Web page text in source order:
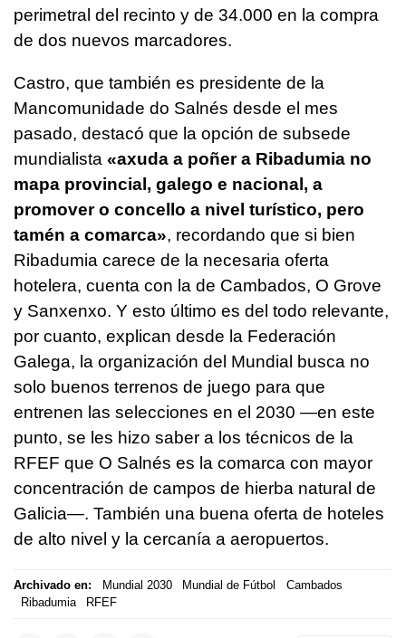
perimetral del recinto y de 34.000 en la compra
de dos nuevos marcadores.
Castro, que también es presidente de la
Mancomunidade do Salnés desde el mes
pasado, destacó que la opción de subsede
mundialista «axuda a poñer a Ribadumia no
mapa provincial, galego e nacional, a
promover o concello a nivel turístico, pero
tamén a comarca», recordando que si bien
Ribadumia carece de la necesaria oferta
hotelera, cuenta con la de Cambados, O Grove
y Sanxenxo. Y esto último es del todo relevante,
por cuanto, explican desde la Federación
Galega, la organización del Mundial busca no
solo buenos terrenos de juego para que
entrenen las selecciones en el 2030 —en este
punto, se les hizo saber a los técnicos de la
RFEF que O Salnés es la comarca con mayor
concentración de campos de hierba natural de
Galicia—. También una buena oferta de hoteles
de alto nivel y la cercanía a aeropuertos.
Archivado en: Mundial 2030 Mundial de Fútbol
Cambados
Ribadumia
RFEF